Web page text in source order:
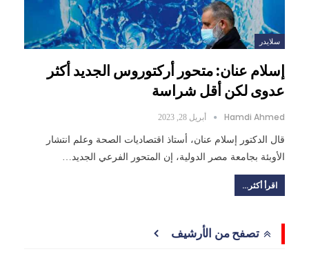
سلايدر
إسلام عنان: متحور أركتوروس الجديد أكثر
عدوى لكن أقل شراسة
Hamdi Ahmed أبريل 28, 2023
قال الدكتور إسلام عنان، أستاذ اقتصاديات الصحة وعلم انتشار
الأوبئة بجامعة مصر الدولية، إن المتحور الفرعي الجديد…
اقرأ أكثر...
تصفح من الأرشيف